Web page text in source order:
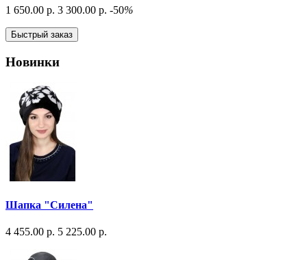
1 650.00 р. 3 300.00 р. -50%
Быстрый заказ
Новинки
Шапка "Силена"
4 455.00 р. 5 225.00 р.